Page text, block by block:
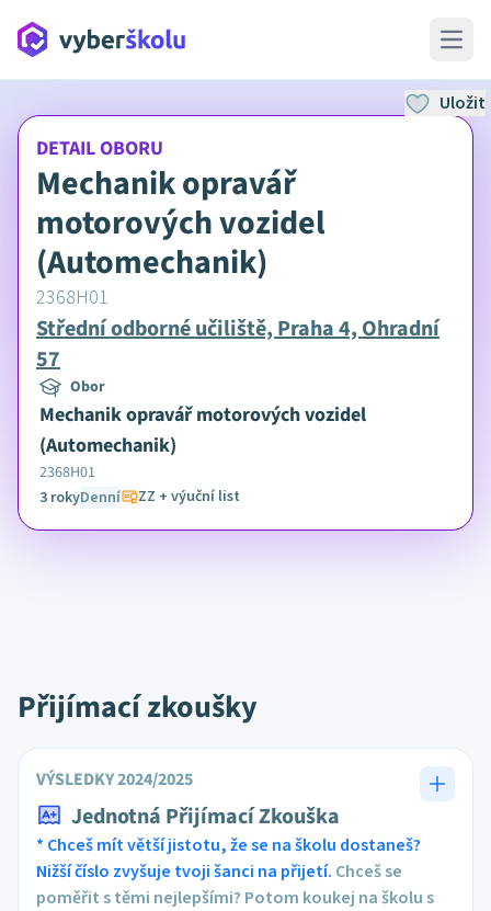
Open
DETAIL OBORU
Mechanik opravář
motorových vozidel
(Automechanik)
2368H01
Střední odborné učiliště, Praha 4, Ohradní
57
Obor
Mechanik opravář motorových vozidel
(Automechanik)
2368H01
3 rokyDenní ZZ + výuční list
Uložit
Přijímací zkoušky
VÝSLEDKY 2024/2025
Jednotná Přijímací Zkouška
* Chceš mít větší jistotu, že se na školu dostaneš?
Nižší číslo zvyšuje tvoji šanci na přijetí. Chceš se
poměřit s těmi nejlepšími? Potom koukej na školu s